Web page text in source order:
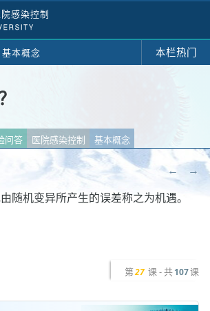
感染控制
基本概念 本栏热门
问答 医院感染控制 基本概念
←
→
随机变异所产生的误差称之为机遇。
第 27 课 - 共 107课